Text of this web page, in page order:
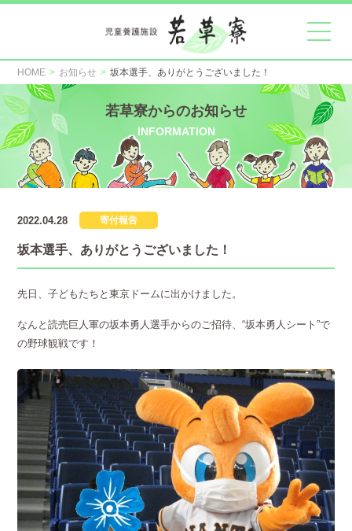
HOME お知らせ 坂本選手、ありがとうございました！
若草寮からのお知らせ
INFORMATION
2022.04.28 寄付報告
坂本選手、ありがとうございました！
先日、子どもたちと東京ドームに出かけました。
なんと読売巨人軍の坂本勇人選手からのご招待、“坂本勇人シート”で
の野球観戦です！